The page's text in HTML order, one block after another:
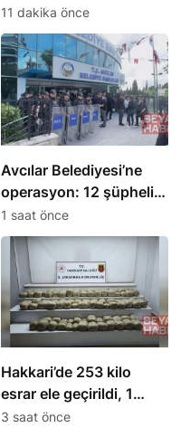
alındı
11 dakika önce
Avcılar Belediyesi’ne
operasyon: 12 şüpheli
tutuklama talebiyle sevk
edildi
1 saat önce
Hakkari’de 253 kilo
esrar ele geçirildi, 1
şüpheli yakalandı
3 saat önce